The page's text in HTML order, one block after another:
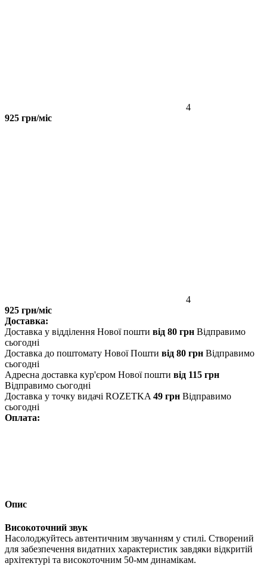
4
925 грн/міс
4
925 грн/міс
Доставка:
Доставка у відділення Нової пошти від 80 грн Відправимо
сьогодні
Доставка до поштомату Нової Пошти від 80 грн Відправимо
сьогодні
Адресна доставка кур'єром Нової пошти від 115 грн
Відправимо сьогодні
Доставка у точку видачі ROZETKA 49 грн Відправимо
сьогодні
Оплата:
Опис
Високоточний звук
Насолоджуйтесь автентичним звучанням у стилі. Створений
для забезпечення видатних характеристик завдяки відкритій
архітектурі та високоточним 50-мм динамікам.